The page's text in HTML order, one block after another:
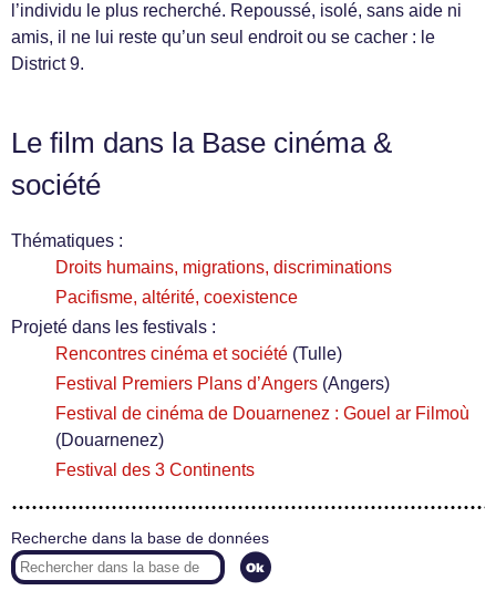
l’individu le plus recherché. Repoussé, isolé, sans aide ni
amis, il ne lui reste qu’un seul endroit ou se cacher : le
District 9.
Le film dans la Base cinéma &
société
Thématiques :
Droits humains, migrations, discriminations
Pacifisme, altérité, coexistence
Projeté dans les festivals :
Rencontres cinéma et société (Tulle)
Festival Premiers Plans d’Angers (Angers)
Festival de cinéma de Douarnenez : Gouel ar Filmoù
(Douarnenez)
Festival des 3 Continents
Recherche dans la base de données